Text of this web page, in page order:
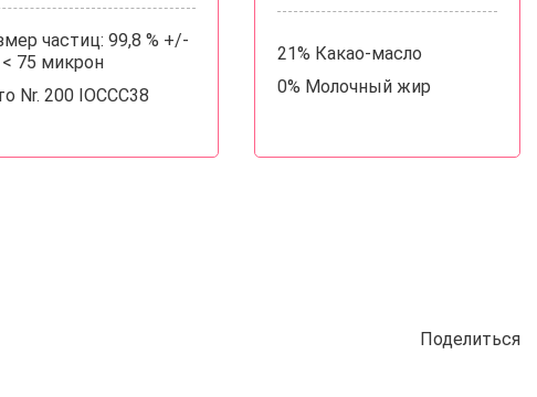
частиц: 99,8 % +/-
< 75 микрон
Nr. 200 IOCCC38
21% Какао-масло
0% Молочный жир
Поделиться